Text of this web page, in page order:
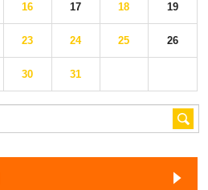
16 17 18 19
23 24 25 26
30 31